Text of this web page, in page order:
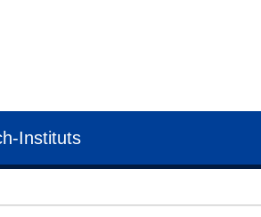
Instituts